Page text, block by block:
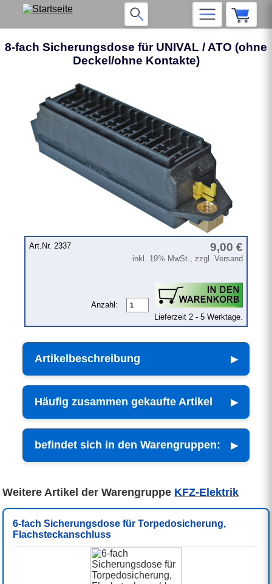
8-fach Sicherungsdose für UNIVAL / ATO (ohne
Deckel/ohne Kontakte)
Art.Nr. 2337 9,00 €
inkl. 19% MwSt., zzgl. Versand
Anzahl:
Lieferzeit 2 - 5 Werktage.
Artikelbeschreibung
Häufig zusammen gekaufte Artikel
befindet sich in den Warengruppen:
Weitere Artikel der Warengruppe KFZ-Elektrik
6-fach Sicherungsdose für Torpedosicherung,
Flachsteckanschluss